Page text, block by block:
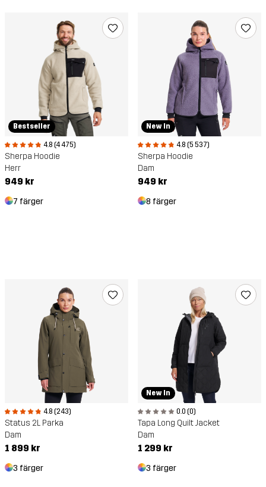
Bestseller
4.8 (4 475)
Sherpa Hoodie
Herr
949 kr
7 färger
New In
4.8 (5 537)
Sherpa Hoodie
Dam
949 kr
8 färger
4.8 (243)
Status 2L Parka
Dam
1 899 kr
3 färger
New In
0.0 (0)
Tapa Long Quilt Jacket
Dam
1 299 kr
3 färger